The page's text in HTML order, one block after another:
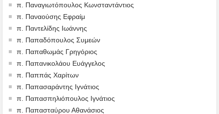
π. Παναγιωτόπουλος Κωνσταντάντιος
π. Παναούσης Εφραίμ
π. Παντελίδης Ιωάννης
π. Παπαδόπουλος Συμεών
π. Παπαθωμάς Γρηγόριος
π. Παπανικολάου Ευάγγελος
π. Παππάς Χαρίτων
π. Παπασαράντης Ιγνάτιος
π. Παπασπηλιόπουλος Ιγνάτιος
π. Παπασταύρου Αθανάσιος